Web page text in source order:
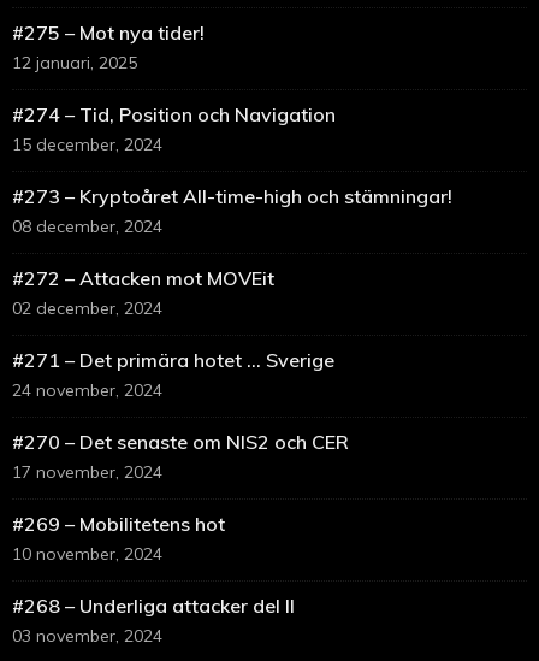
#275 – Mot nya tider!
12 januari, 2025
#274 – Tid, Position och Navigation
15 december, 2024
#273 – Kryptoåret All-time-high och stämningar!
08 december, 2024
#272 – Attacken mot MOVEit
02 december, 2024
#271 – Det primära hotet … Sverige
24 november, 2024
#270 – Det senaste om NIS2 och CER
17 november, 2024
#269 – Mobilitetens hot
10 november, 2024
#268 – Underliga attacker del II
03 november, 2024